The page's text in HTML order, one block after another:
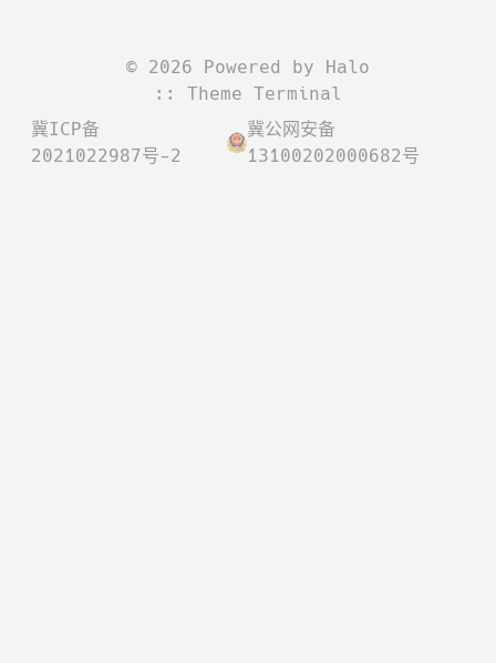
© 2026 Powered by Halo
:: Theme Terminal
冀ICP备
2021022987号-2
冀公网安备
13100202000682号